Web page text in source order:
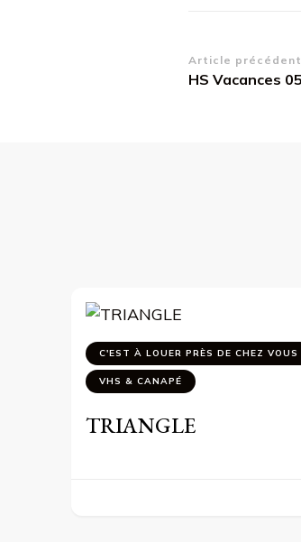
d’article
Article précédent
HS Vacances 05
C'EST À LOUER PRÈS DE CHEZ VOUS
VHS & CANAPÉ
TRIANGLE